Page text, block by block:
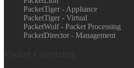
PacketTiger - Appliance
PacketTiger - Virtual
PacketWolf - Packet Processing
PacketDirector - Management